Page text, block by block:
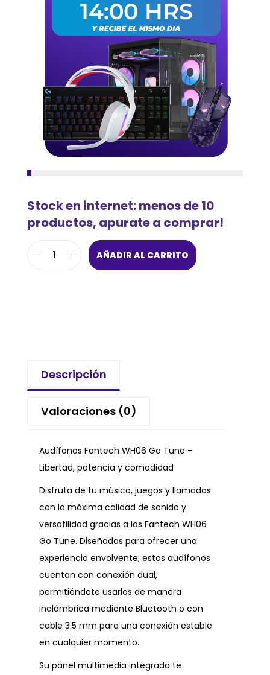
Stock en internet: menos de 10
productos, apurate a comprar!
AÑADIR AL CARRITO
Descripción
Valoraciones (0)
Audífonos Fantech WH06 Go Tune –
Libertad, potencia y comodidad
Disfruta de tu música, juegos y llamadas
con la máxima calidad de sonido y
versatilidad gracias a los Fantech WH06
Go Tune. Diseñados para ofrecer una
experiencia envolvente, estos audífonos
cuentan con conexión dual,
permitiéndote usarlos de manera
inalámbrica mediante Bluetooth o con
cable 3.5 mm para una conexión estable
en cualquier momento.
Su panel multimedia integrado te